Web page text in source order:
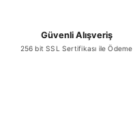
Güvenli Alışveriş
256 bit SSL Sertifikası ile Ödeme